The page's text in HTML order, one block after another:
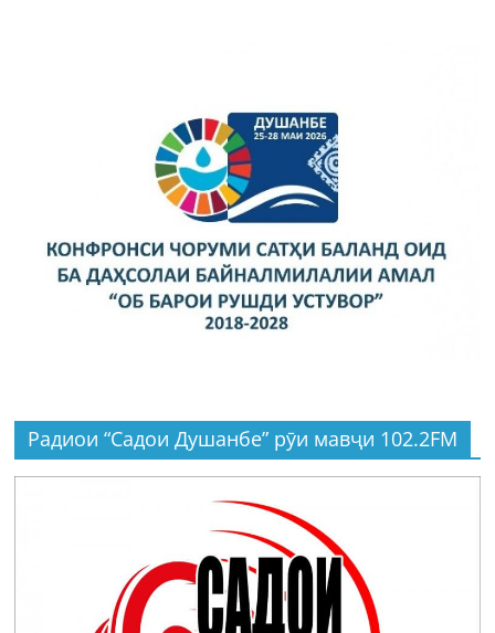
Радиои “Садои Душанбе” рӯи мавҷи 102.2FM